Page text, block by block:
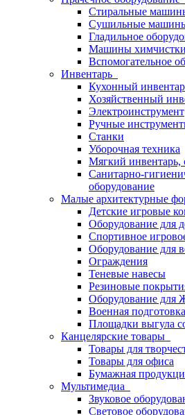
Стиральные
Сушильные
Гладильное
Машины химчистки
Вспомогательное
Инвентарь
Кухонный
Хозяйственный
Электроинструмент
Ручные
Станки
Уборочная техника
Мягкий
Санитарно-
оборудование
Малые архитектурные
Детские игровые
Оборудование для
Спортивное
Оборудование для
Ограждения
Теневые навесы
Резиновые
Оборудование для
Военная подготовка
Площадки выгула
Канцелярские товары
Товары для
Товары для офиса
Бумажная
Мультимедиа
Звуковое
Световое